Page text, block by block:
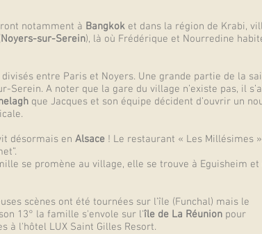
notamment à Bangkok et dans la région de Krabi,
Noyers-sur-Serein), là où Frédérique et Nourredine
entre Paris et Noyers. Une grande partie de la
A noter que la gare du village n’existe pas, il
que Jacques et son équipe décident d’ouvrir un
désormais en Alsace ! Le restaurant « Les Millésimes
se promène au village, elle se trouve à Eguisheim et
scènes ont été tournées sur l’île (Funchal) mais le
13° la famille s'envole sur l'île de La Réunion pour
à l'hôtel LUX Saint Gilles Resort.